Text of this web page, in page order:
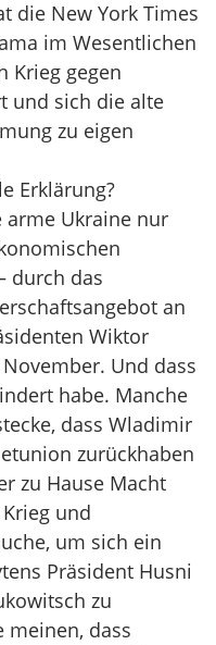
die New York Times
im Wesentlichen
Krieg gegen
und sich die alte
zu eigen
Erklärung?
arme Ukraine nur
durch das
an
Wiktor
Und dass
habe. Manche
dass Wladimir
zurückhaben
zu Hause Macht
und
um sich ein
Präsident Husni
zu
meinen, dass